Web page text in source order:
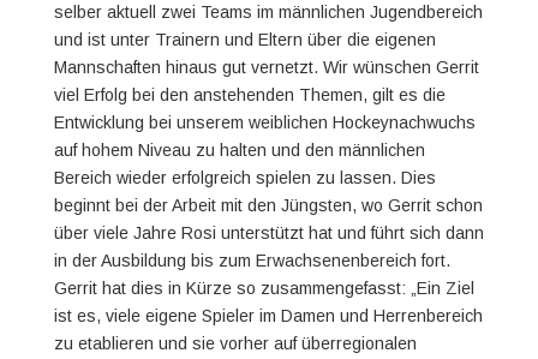
selber aktuell zwei Teams im männlichen Jugendbereich
und ist unter Trainern und Eltern über die eigenen
Mannschaften hinaus gut vernetzt. Wir wünschen Gerrit
viel Erfolg bei den anstehenden Themen, gilt es die
Entwicklung bei unserem weiblichen Hockeynachwuchs
auf hohem Niveau zu halten und den männlichen
Bereich wieder erfolgreich spielen zu lassen. Dies
beginnt bei der Arbeit mit den Jüngsten, wo Gerrit schon
über viele Jahre Rosi unterstützt hat und führt sich dann
in der Ausbildung bis zum Erwachsenenbereich fort.
Gerrit hat dies in Kürze so zusammengefasst: „Ein Ziel
ist es, viele eigene Spieler im Damen und Herrenbereich
zu etablieren und sie vorher auf überregionalen